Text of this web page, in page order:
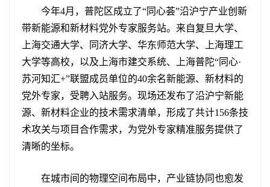
今年4月，普陀区成立了“同心荟”沿沪宁产业创新
带新能源和新材料党外专家服务站。来自复旦大学、
上海交通大学、同济大学、华东师范大学、上海理工
大学等高校，以及上海市建交系统、上海普陀“同心·
苏河知汇+”联盟成员单位的40余名新能源、新材料的
党外专家，受聘入站服务。现场还发布了沿沪宁新能
源、新材料企业的技术需求清单，形成了共计156条技
术攻关与项目合作需求，为党外专家精准服务提供了
清晰的坐标。
在城市间的物理空间布局中，产业链协同也愈发